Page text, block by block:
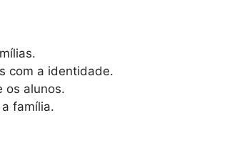
com a identidade.
os alunos.
família.